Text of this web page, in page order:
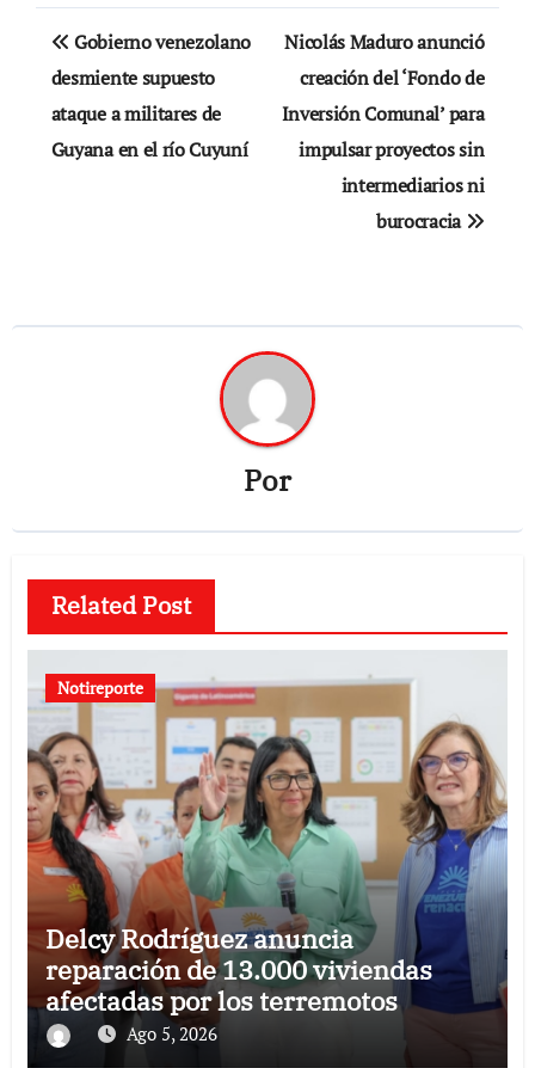
Navegación
de
entradas
Gobierno venezolano
desmiente supuesto
ataque a militares de
Guyana en el río Cuyuní
Nicolás Maduro anunció
creación del ‘Fondo de
Inversión Comunal’ para
impulsar proyectos sin
intermediarios ni
burocracia
Por
Related Post
Notireporte
Delcy Rodríguez anuncia
reparación de 13.000 viviendas
afectadas por los terremotos
Ago 5, 2026